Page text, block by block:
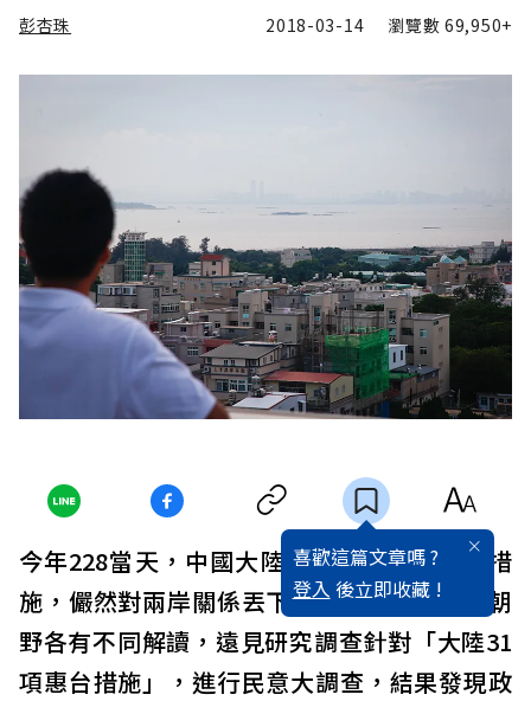
彭杏珠 2018-03-14 瀏覽數69,950+
喜歡這篇文章嗎 ?
登入 後立即收藏 !
今年228當天，中國大陸片面宣布惠台31項措
施，儼然對兩岸關係丟下一顆震撼彈。由於朝
野各有不同解讀，遠見研究調查針對「大陸31
項惠台措施」，進行民意大調查，結果發現政